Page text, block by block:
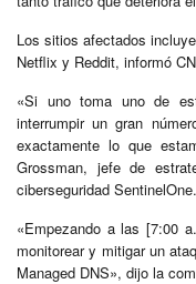
Los sitios afectados
Netflix y Reddit, informó
«Si uno toma uno de
interrumpir un gran
exactamente lo que
Grossman, jefe de
ciberseguridad SentinelOne.
«Empezando a las [7:00
monitorear y mitigar un
Managed DNS», dijo la